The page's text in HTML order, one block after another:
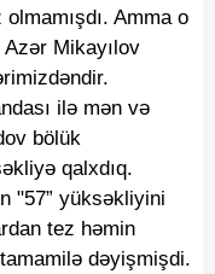
Amma o
Mikayılov
ilə mən və
bölük
qalxdıq.
"57” yüksəkliyini
tez həmin
dəyişmişdi.